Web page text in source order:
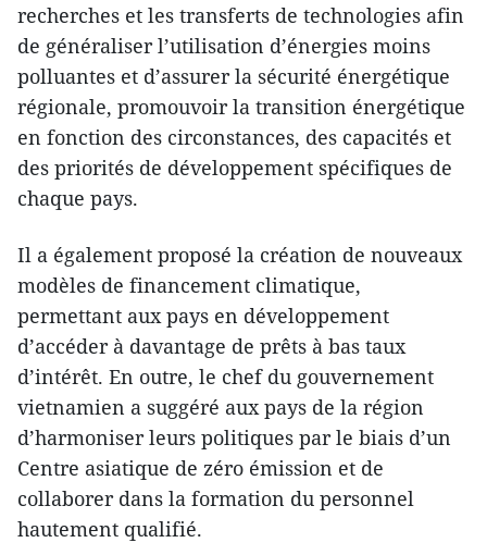
recherches et les transferts de technologies afin
de généraliser l’utilisation d’énergies moins
polluantes et d’assurer la sécurité énergétique
régionale, promouvoir la transition énergétique
en fonction des circonstances, des capacités et
des priorités de développement spécifiques de
chaque pays.
Il a également proposé la création de nouveaux
modèles de financement climatique,
permettant aux pays en développement
d’accéder à davantage de prêts à bas taux
d’intérêt. En outre, le chef du gouvernement
vietnamien a suggéré aux pays de la région
d’harmoniser leurs politiques par le biais d’un
Centre asiatique de zéro émission et de
collaborer dans la formation du personnel
hautement qualifié.